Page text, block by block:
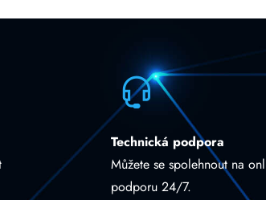
Technická podpora
Můžete se spolehnout na
podporu 24/7.